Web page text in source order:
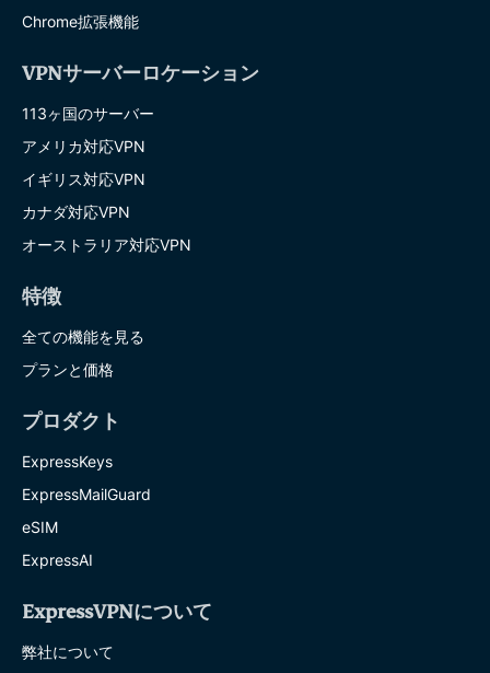
Chrome拡張機能
VPNサーバーロケーション
113ヶ国のサーバー
アメリカ対応VPN
イギリス対応VPN
カナダ対応VPN
オーストラリア対応VPN
特徴
全ての機能を見る
プランと価格
プロダクト
ExpressKeys
ExpressMailGuard
eSIM
ExpressAI
ExpressVPNについて
弊社について